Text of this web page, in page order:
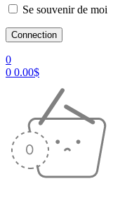
Se souvenir de moi
0
0 0.00$